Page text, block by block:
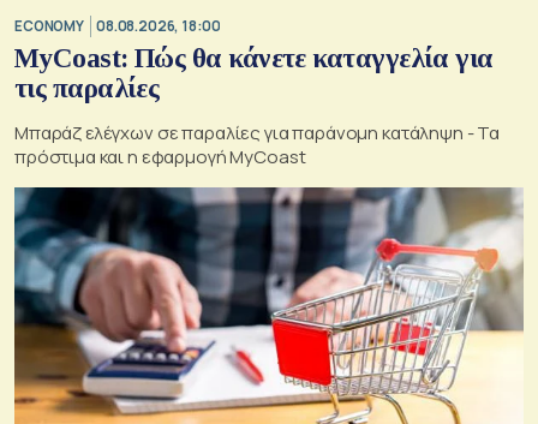
ECONOMY 08.08.2026, 18:00
MyCoast: Πώς θα κάνετε καταγγελία για
τις παραλίες
Μπαράζ ελέγχων σε παραλίες για παράνομη κατάληψη - Τα
πρόστιμα και η εφαρμογή MyCoast